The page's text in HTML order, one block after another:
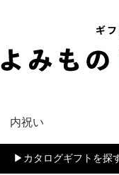
内祝い
▶︎カタログギフトを探